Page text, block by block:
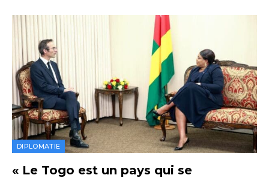
DIPLOMATIE
« Le Togo est un pays qui se